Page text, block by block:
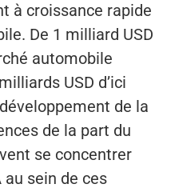
à croissance rapide
De 1 milliard USD
automobile
USD d’ici
de la
de la part du
se concentrer
au sein de ces